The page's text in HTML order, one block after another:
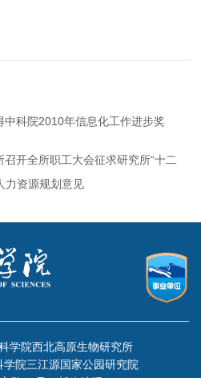
中科院2010年信息化工作进步奖
召开全所职工大会征求研究所“十二
力资源规划意见
学院西北高原生物研究所
学院三江源国家公园研究院